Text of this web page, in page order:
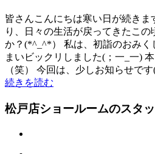
皆さんこんにちは寒い日が続きま
り、日々の生活が戻ってきたこの
か？(*^_^*） 私は、初詣のおみく
まいビックリしました(；一_一)
（笑） 今回は、少しお知らせで
続きを読む
松戸店ショールームのスタ